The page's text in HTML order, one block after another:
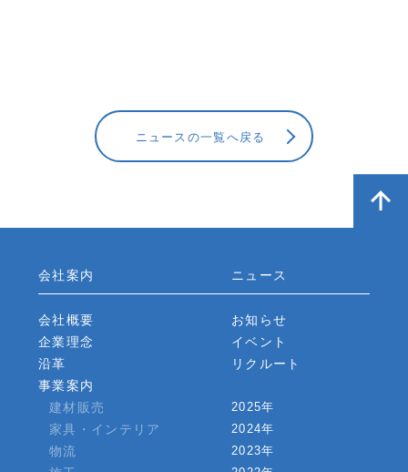
ニュースの一覧へ戻る
会社案内
会社概要
企業理念
沿革
事業案内
建材販売
家具・インテリア
物流
ニュース
お知らせ
イベント
リクルート
2025年
2024年
2023年